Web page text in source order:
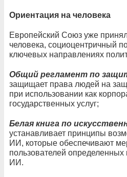
Ориентация на человека
Европейский Союз уже
человека, социоцентричный
ключевых направлениях
Общий регламент по
защищает права людей на
при использовании как
государственных услуг;
Белая книга по
устанавливает принципы
ИИ, которые обеспечивают
пользователей определенных
ИИ.